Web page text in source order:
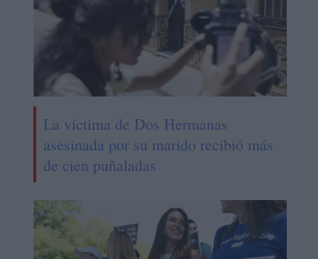
La víctima de Dos Hermanas
asesinada por su marido recibió más
de cien puñaladas